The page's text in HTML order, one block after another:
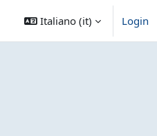
Italiano ‎(it)‎ Login